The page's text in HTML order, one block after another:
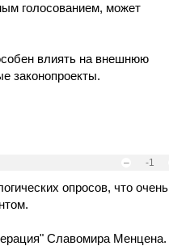
голосованием, может
влиять на внешнюю
законопроекты.
– -1
опросов, что очень
Славомира Менцена.